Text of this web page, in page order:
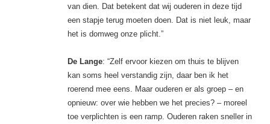
van dien. Dat betekent dat wij ouderen in deze tijd
een stapje terug moeten doen. Dat is niet leuk, maar
het is domweg onze plicht.”
De Lange: “Zelf ervoor kiezen om thuis te blijven
kan soms heel verstandig zijn, daar ben ik het
roerend mee eens. Maar ouderen er als groep – en
opnieuw: over wie hebben we het precies? – moreel
toe verplichten is een ramp. Ouderen raken sneller in